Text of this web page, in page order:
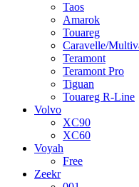
Taos
Amarok
Touareg
Caravelle/
Teramont
Teramont Pro
Tiguan
Touareg R-Line
Volvo
XC90
XC60
Voyah
Free
Zeekr